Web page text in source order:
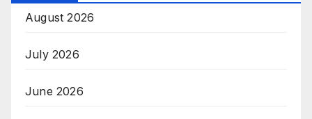
August 2026
July 2026
June 2026